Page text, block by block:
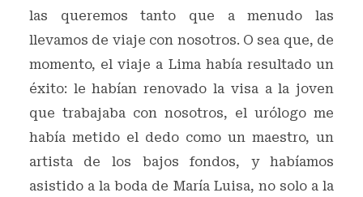
las queremos tanto que a menudo las
llevamos de viaje con nosotros. O sea que, de
momento, el viaje a Lima había resultado un
éxito: le habían renovado la visa a la joven
que trabajaba con nosotros, el urólogo me
había metido el dedo como un maestro, un
artista de los bajos fondos, y habíamos
asistido a la boda de María Luisa, no solo a la